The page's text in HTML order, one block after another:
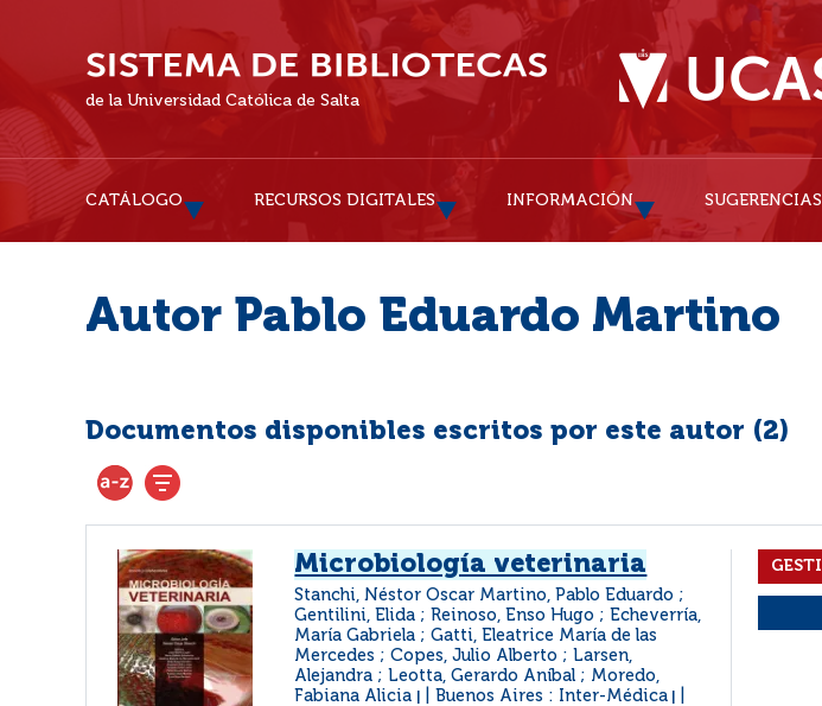
de la Universidad Católica de Salta
CATÁLOGO RECURSOS DIGITALES INFORMACIÓN SUGERENCIAS
Autor Pablo Eduardo Martino
Documentos disponibles escritos por este autor (2)
Microbiología veterinaria
Stanchi, Néstor Oscar Martino, Pablo Eduardo ;
Gentilini, Elida ; Reinoso, Enso Hugo ; Echeverría,
María Gabriela ; Gatti, Eleatrice María de las
Mercedes ; Copes, Julio Alberto ; Larsen,
Alejandra ; Leotta, Gerardo Aníbal ; Moredo,
Fabiana Alicia
Buenos Aires : Inter-Médica